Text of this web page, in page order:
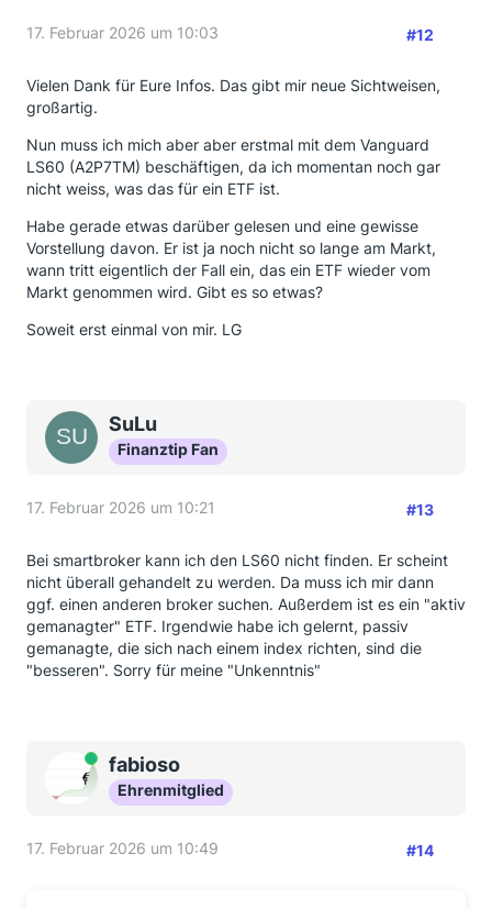
17. Februar 2026 um 10:03 #12
Vielen Dank für Eure Infos. Das gibt mir neue Sichtweisen,
großartig.
Nun muss ich mich aber aber erstmal mit dem Vanguard
LS60 (A2P7TM) beschäftigen, da ich momentan noch gar
nicht weiss, was das für ein ETF ist.
Habe gerade etwas darüber gelesen und eine gewisse
Vorstellung davon. Er ist ja noch nicht so lange am Markt,
wann tritt eigentlich der Fall ein, das ein ETF wieder vom
Markt genommen wird. Gibt es so etwas?
Soweit erst einmal von mir. LG
SuLu
Finanztip Fan
17. Februar 2026 um 10:21 #13
Bei smartbroker kann ich den LS60 nicht finden. Er scheint
nicht überall gehandelt zu werden. Da muss ich mir dann
ggf. einen anderen broker suchen. Außerdem ist es ein "aktiv
gemanagter" ETF. Irgendwie habe ich gelernt, passiv
gemanagte, die sich nach einem index richten, sind die
"besseren". Sorry für meine "Unkenntnis"
Onlinefabioso
Ehrenmitglied
17. Februar 2026 um 10:49 #14